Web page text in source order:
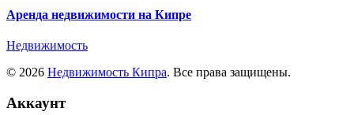
Аренда недвижимости на Кипре
Недвижимость
© 2026 Недвижимость Кипра. Все права защищены.
Аккаунт